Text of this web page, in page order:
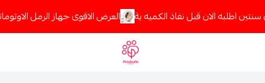
اطلبه الان قبل نفاذ الكميه ية العرض الاقوى جهاز الرمل
Petaholic